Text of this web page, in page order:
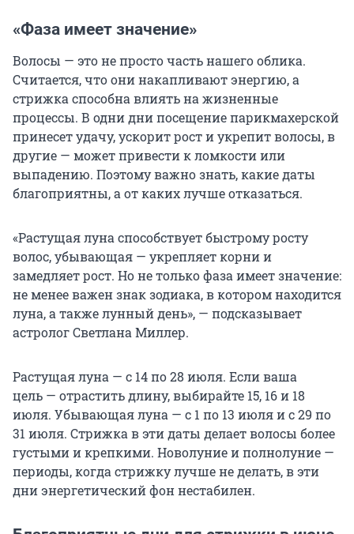
«Фаза имеет значение»
Волосы — это не просто часть нашего облика.
Считается, что они накапливают энергию, а
стрижка способна влиять на жизненные
процессы. В одни дни посещение парикмахерской
принесет удачу, ускорит рост и укрепит волосы, в
другие — может привести к ломкости или
выпадению. Поэтому важно знать, какие даты
благоприятны, а от каких лучше отказаться.
«Растущая луна способствует быстрому росту
волос, убывающая — укрепляет корни и
замедляет рост. Но не только фаза имеет значение:
не менее важен знак зодиака, в котором находится
луна, а также лунный день», — подсказывает
астролог Светлана Миллер.
Растущая луна — с 14 по 28 июля. Если ваша
цель — отрастить длину, выбирайте 15, 16 и 18
июля. Убывающая луна — с 1 по 13 июля и с 29 по
31 июля. Стрижка в эти даты делает волосы более
густыми и крепкими. Новолуние и полнолуние —
периоды, когда стрижку лучше не делать, в эти
дни энергетический фон нестабилен.